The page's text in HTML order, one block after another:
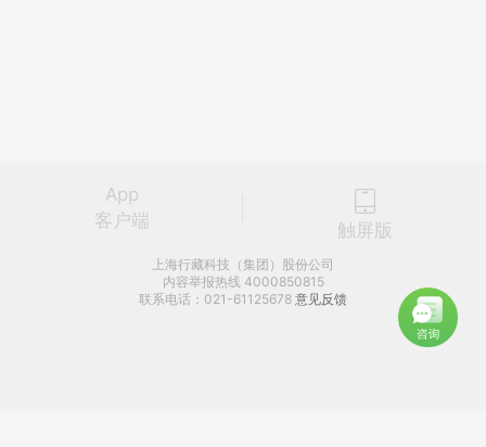
App
客户端
触屏版
上海行藏科技（集团）股份公司
内容举报热线 4000850815
联系电话：021-61125678 意见反馈